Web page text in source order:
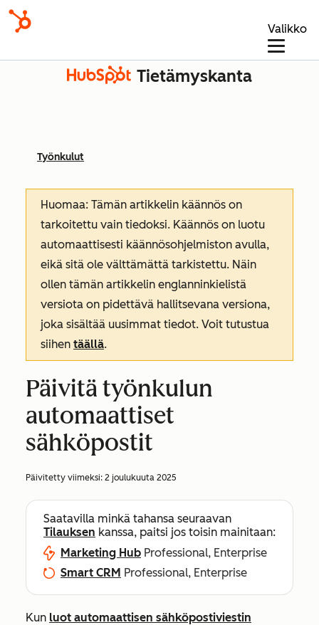
Valikko
Tietämyskanta
Työnkulut
Huomaa: Tämän artikkelin käännös on
tarkoitettu vain tiedoksi. Käännös on luotu
automaattisesti käännösohjelmiston avulla,
eikä sitä ole välttämättä tarkistettu. Näin
ollen tämän artikkelin englanninkielistä
versiota on pidettävä hallitsevana versiona,
joka sisältää uusimmat tiedot. Voit tutustua
siihen täällä.
Päivitä työnkulun
automaattiset
sähköpostit
Päivitetty viimeksi: 2 joulukuuta 2025
Saatavilla minkä tahansa seuraavan
Tilauksen kanssa, paitsi jos toisin mainitaan:
Marketing Hub Professional, Enterprise
Smart CRM Professional, Enterprise
Kun luot automaattisen sähköpostiviestin